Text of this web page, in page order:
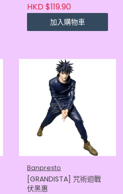
HKD $119.90
加入購物車
Banpresto
[GRANDISTA] 咒術迴戰
伏黑惠